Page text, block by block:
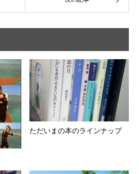
ただいまの本のラインナップ